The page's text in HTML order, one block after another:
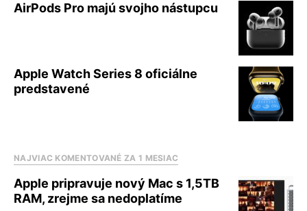
AirPods Pro majú svojho nástupcu
Apple Watch Series 8 oficiálne
predstavené
NAJVIAC KOMENTOVANÉ ZA 1 MESIAC
Apple pripravuje nový Mac s 1,5TB
RAM, zrejme sa nedoplatíme